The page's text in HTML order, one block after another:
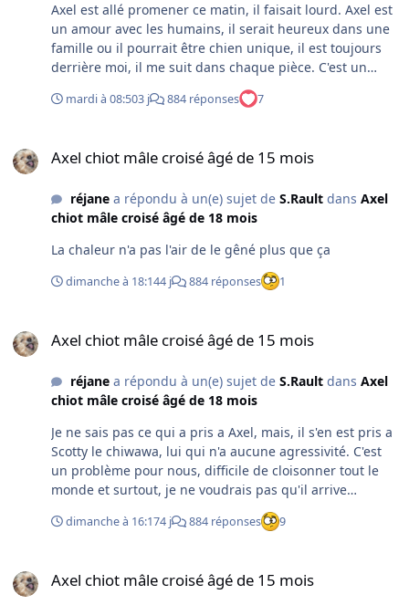
Axel est allé promener ce matin, il faisait lourd. Axel est
un amour avec les humains, il serait heureux dans une
famille ou il pourrait être chien unique, il est toujours
derrière moi, il me suit dans chaque pièce. C'est un
mardi à 08:503 j 884 réponses 7
Axel chiot mâle croisé âgé de 15 mois
réjanea répondu à un(e) sujet de S.Raultdans Axel
chiot mâle croisé âgé de 18 mois
La chaleur n'a pas l'air de le gêné plus que ça
dimanche à 18:144 j 884 réponses 1
Axel chiot mâle croisé âgé de 15 mois
réjanea répondu à un(e) sujet de S.Raultdans Axel
chiot mâle croisé âgé de 18 mois
Je ne sais pas ce qui a pris a Axel, mais, il s'en est pris a
Scotty le chiwawa, lui qui n'a aucune agressivité. C'est
un problème pour nous, difficile de cloisonner tout le
monde et surtout, je ne voudrais pas qu'il arrive
dimanche à 16:174 j 884 réponses 9
Axel chiot mâle croisé âgé de 15 mois